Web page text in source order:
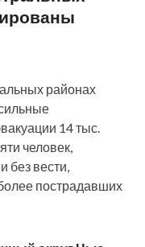
районах
14 тыс.
человек,
без вести,
пострадавших